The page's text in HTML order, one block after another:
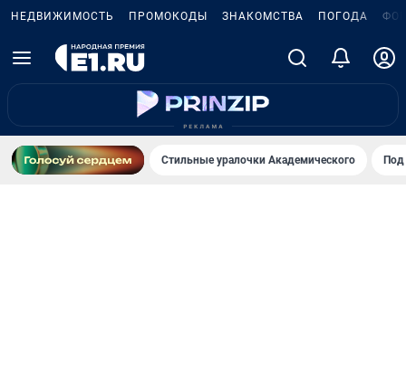
НЕДВИЖИМОСТЬ ПРОМОКОДЫ ЗНАКОМСТВА ПОГОДА
Стильные уралочки Академического